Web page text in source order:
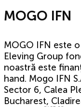
MOGO IFN
MOGO IFN este
Eleving Group
noastră este
hand. Mogo IFN
Sector 6, Calea
Bucharest,